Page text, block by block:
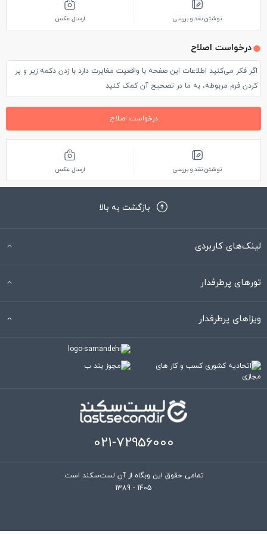
نوشتن نقد و بررسی ارسال عکس
درخواست اصلاح
اگر فکر می‌کنید اطلاعات این صفحه با واقعیت مغایرت دارد با زدن دکمه زیر و پر
کردن فرم مربوطه، به ما در تصحیح آن کمک کنید
درخواست اصلاح
نوشتن نقد و بررسی ارسال عکس
بازگشت به بالا
لینک‌های کاربردی
تورهای پرطرفدار
ویزاهای پرطرفدار
021-72956000
تمامی حقوق این وبگاه از آنِ لست‌سکند است.
1389 - 1405